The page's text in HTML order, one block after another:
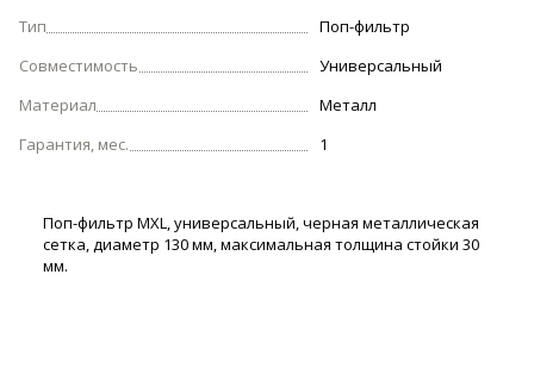
Тип
Поп-фильтр
Совместимость
Универсальный
Материал
Металл
Гарантия, мес.
1
Поп-фильтр MXL, универсальный, черная металлическая
сетка, диаметр 130 мм, максимальная толщина стойки 30
мм.